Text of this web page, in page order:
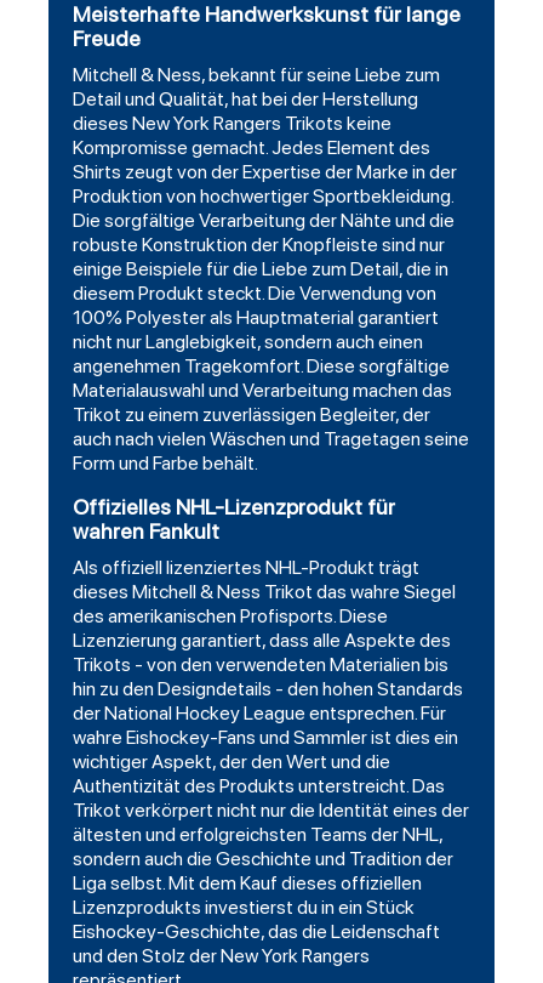
Meisterhafte Handwerkskunst für lange
Freude
Mitchell & Ness, bekannt für seine Liebe zum
Detail und Qualität, hat bei der Herstellung
dieses New York Rangers Trikots keine
Kompromisse gemacht. Jedes Element des
Shirts zeugt von der Expertise der Marke in der
Produktion von hochwertiger Sportbekleidung.
Die sorgfältige Verarbeitung der Nähte und die
robuste Konstruktion der Knopfleiste sind nur
einige Beispiele für die Liebe zum Detail, die in
diesem Produkt steckt. Die Verwendung von
100% Polyester als Hauptmaterial garantiert
nicht nur Langlebigkeit, sondern auch einen
angenehmen Tragekomfort. Diese sorgfältige
Materialauswahl und Verarbeitung machen das
Trikot zu einem zuverlässigen Begleiter, der
auch nach vielen Wäschen und Tragetagen seine
Form und Farbe behält.
Offizielles NHL-Lizenzprodukt für
wahren Fankult
Als offiziell lizenziertes NHL-Produkt trägt
dieses Mitchell & Ness Trikot das wahre Siegel
des amerikanischen Profisports. Diese
Lizenzierung garantiert, dass alle Aspekte des
Trikots - von den verwendeten Materialien bis
hin zu den Designdetails - den hohen Standards
der National Hockey League entsprechen. Für
wahre Eishockey-Fans und Sammler ist dies ein
wichtiger Aspekt, der den Wert und die
Authentizität des Produkts unterstreicht. Das
Trikot verkörpert nicht nur die Identität eines der
ältesten und erfolgreichsten Teams der NHL,
sondern auch die Geschichte und Tradition der
Liga selbst. Mit dem Kauf dieses offiziellen
Lizenzprodukts investierst du in ein Stück
Eishockey-Geschichte, das die Leidenschaft
und den Stolz der New York Rangers